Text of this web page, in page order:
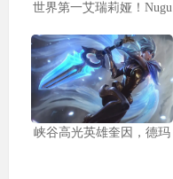
世界第一艾瑞莉娅！Nugu
峡谷高光英雄奎因，德玛